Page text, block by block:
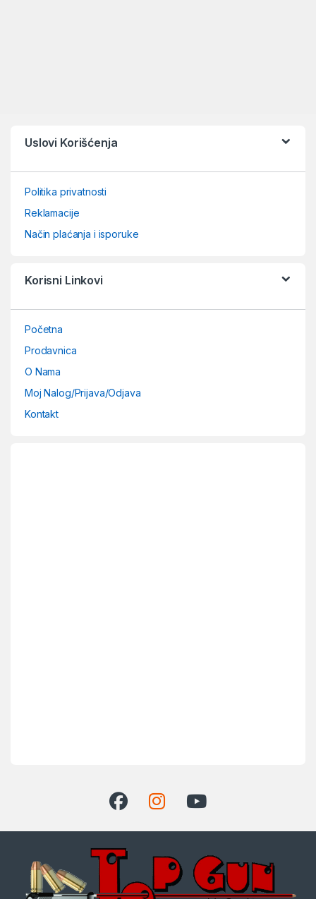
Uslovi Korišćenja
Politika privatnosti
Reklamacije
Način plaćanja i isporuke
Korisni Linkovi
Početna
Prodavnica
O Nama
Moj Nalog/Prijava/Odjava
Kontakt